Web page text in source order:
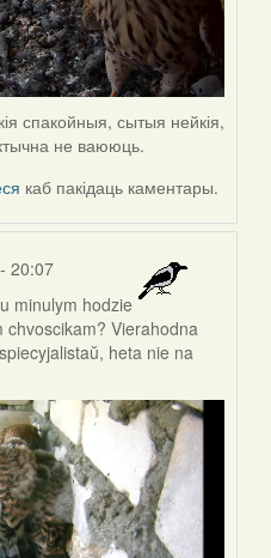
спакойныя, сытыя нейкія,
не ваююць.
каб пакідаць каментары.
20:07
minulym hodzie
Vierahodna
heta nie na